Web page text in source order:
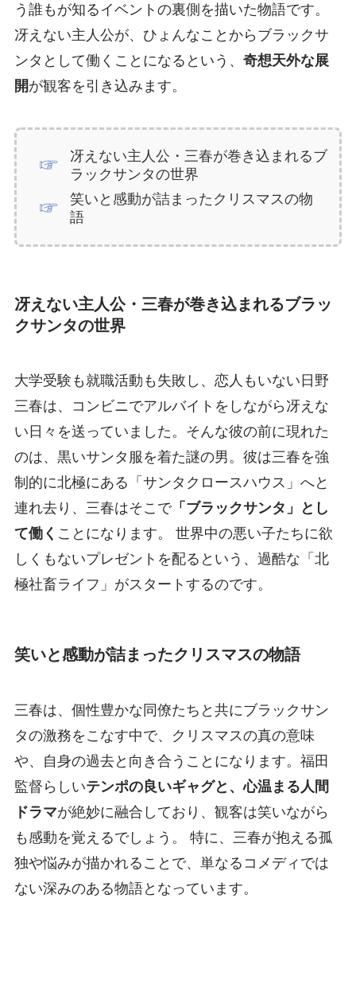
う誰もが知るイベントの裏側を描いた物語です。
冴えない主人公が、ひょんなことからブラックサ
ンタとして働くことになるという、 奇想天外な展
開が観客を引き込みます。
冴えない主人公・三春が巻き込まれるブ
ラックサンタの世界
笑いと感動が詰まったクリスマスの物
語
冴えない主人公・三春が巻き込まれるブラッ
クサンタの世界
大学受験も就職活動も失敗し、恋人もいない日野
三春は、コンビニでアルバイトをしながら冴えな
い日々を送っていました。そんな彼の前に現れた
のは、黒いサンタ服を着た謎の男。彼は三春を強
制的に北極にある「サンタクロースハウス」へと
連れ去り、三春はそこで「ブラックサンタ」とし
て働く ことになります。 世界中の悪い子たちに欲
しくもないプレゼントを配るという、過酷な「北
極社畜ライフ」がスタートするのです。
笑いと感動が詰まったクリスマスの物語
三春は、個性豊かな同僚たちと共にブラックサン
タの激務をこなす中で、クリスマスの真の意味
や、自身の過去と向き合うことになります。福田
監督らしいテンポの良いギャグと、心温まる人間
ドラマが絶妙に融合しており、観客は笑いながら
も感動を覚えるでしょう。 特に、三春が抱える孤
独や悩みが描かれることで、単なるコメディでは
ない深みのある物語となっています。